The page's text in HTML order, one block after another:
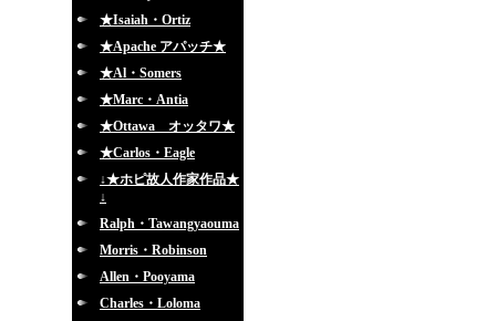
★Isaiah・Ortiz
★Apache アパッチ★
★Al・Somers
★Marc・Antia
★Ottawa オッタワ★
★Carlos・Eagle
↓★ホピ故人作家作品★
↓
Ralph・Tawangyaouma
Morris・Robinson
Allen・Pooyama
Charles・Loloma